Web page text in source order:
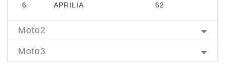
6
APRILIA 62
Moto2
Moto3